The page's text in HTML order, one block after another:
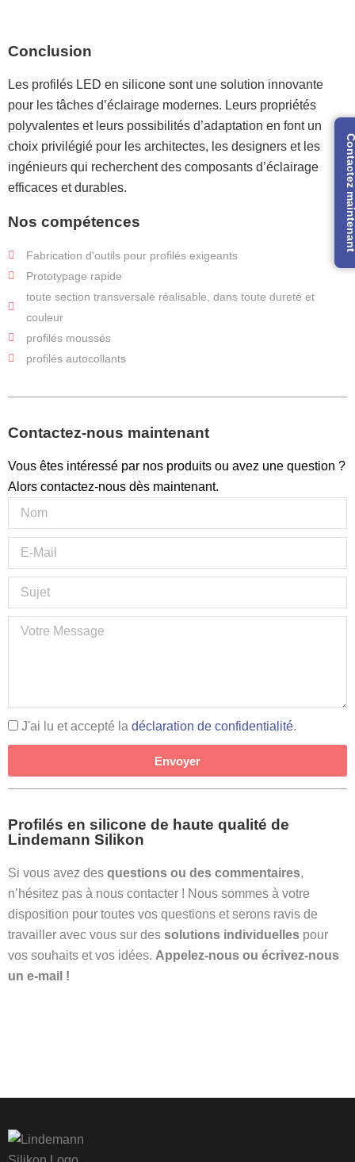
Conclusion
Les profilés LED en silicone sont une solution innovante
pour les tâches d’éclairage modernes. Leurs propriétés
polyvalentes et leurs possibilités d’adaptation en font un
choix privilégié pour les architectes, les designers et les
ingénieurs qui recherchent des composants d’éclairage
efficaces et durables.
Nos compétences
Fabrication d'outils pour profilés exigeants
Prototypage rapide
toute section transversale réalisable, dans toute dureté et
couleur
profilés moussés
profilés autocollants
Contactez-nous maintenant
Vous êtes intéressé par nos produits ou avez une question ?
Alors contactez-nous dès maintenant.
J'ai lu et accepté la déclaration de confidentialité.
Envoyer
Profilés en silicone de haute qualité de
Lindemann Silikon
Si vous avez des questions ou des commentaires,
n’hésitez pas à nous contacter ! Nous sommes à votre
disposition pour toutes vos questions et serons ravis de
travailler avec vous sur des solutions individuelles pour
vos souhaits et vos idées. Appelez-nous ou écrivez-nous
un e-mail !